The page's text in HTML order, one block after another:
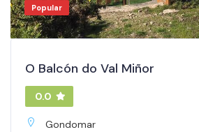
Popular
O Balcón do Val Miñor
0.0
Gondomar